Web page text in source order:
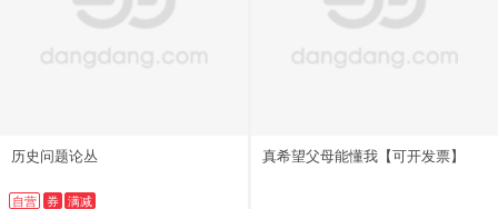
历史问题论丛
自营 券 满减
真希望父母能懂我【可开发票】